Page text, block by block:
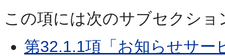
この項には次のサブセクシ
第32.1.1項「お知らせサー